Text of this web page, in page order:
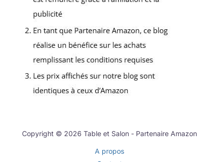
Copyright © 2026 Table et Salon - Partenaire Amazon
A propos